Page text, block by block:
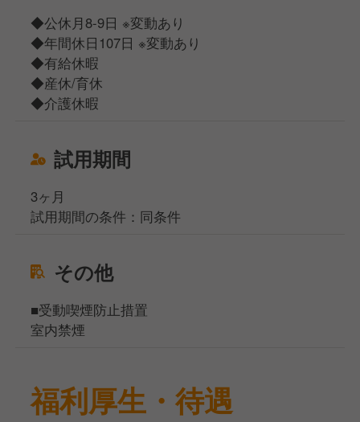
◆公休月8-9日 ※変動あり
◆年間休日107日 ※変動あり
◆有給休暇
◆産休/育休
◆介護休暇
試用期間
3ヶ月
試用期間の条件：同条件
その他
■受動喫煙防止措置
室内禁煙
福利厚生・待遇